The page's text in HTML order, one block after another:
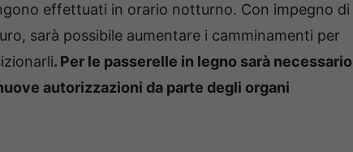
effettuati in orario notturno. Con impegno di
sarà possibile aumentare i camminamenti per
. Per le passerelle in legno sarà necessario
autorizzazioni da parte degli organi